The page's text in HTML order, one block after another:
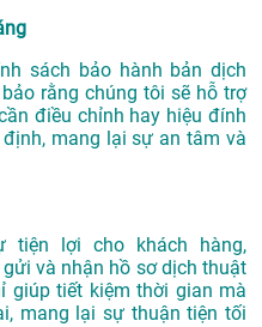
sách bảo hành bản dịch
rằng chúng tôi sẽ hỗ trợ
điều chỉnh hay hiệu đính
mang lại sự an tâm và
lợi cho khách hàng,
gửi và nhận hồ sơ dịch thuật
giúp tiết kiệm thời gian mà
mang lại sự thuận tiện tối